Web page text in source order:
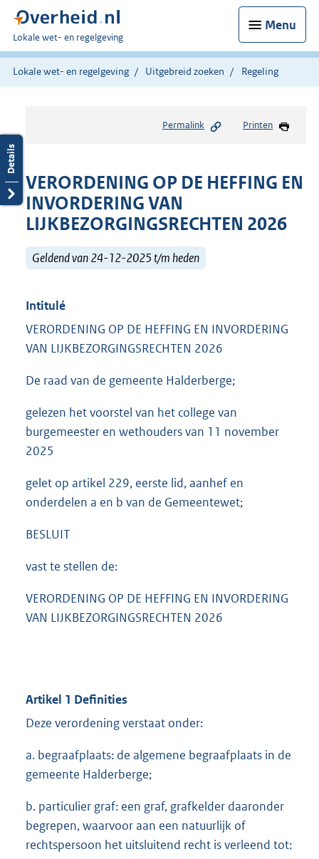
Menu
U
bent
hier:
Lokale wet- en regelgeving
Lokale wet- en regelgeving Uitgebreid zoeken Regeling
Permalink Printen
VERORDENING OP DE HEFFING EN
INVORDERING VAN
LIJKBEZORGINGSRECHTEN 2026
Geldend van 24-12-2025 t/m heden
Intitulé
VERORDENING OP DE HEFFING EN INVORDERING
VAN LIJKBEZORGINGSRECHTEN 2026
De raad van de gemeente Halderberge;
gelezen het voorstel van het college van
burgemeester en wethouders van 11 november
2025
gelet op artikel 229, eerste lid, aanhef en
onderdelen a en b van de Gemeentewet;
BESLUIT
vast te stellen de:
VERORDENING OP DE HEFFING EN INVORDERING
VAN LIJKBEZORGINGSRECHTEN 2026
Artikel 1 Definities
Deze verordening verstaat onder:
a. begraafplaats: de algemene begraafplaats in de
gemeente Halderberge;
b. particulier graf: een graf, grafkelder daaronder
begrepen, waarvoor aan een natuurlijk of
rechtspersoon het uitsluitend recht is verleend tot: